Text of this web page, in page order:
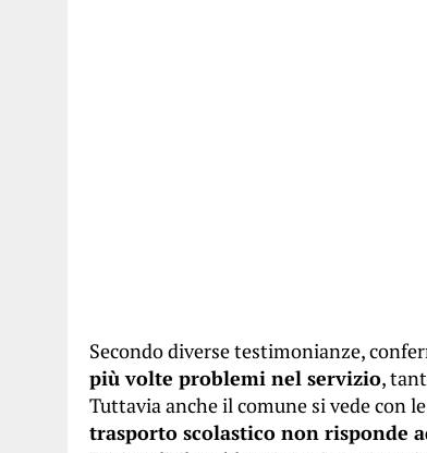
Secondo diverse testimonianze,
più volte problemi nel servizio,
Tuttavia anche il comune si vede con
trasporto scolastico non risponde